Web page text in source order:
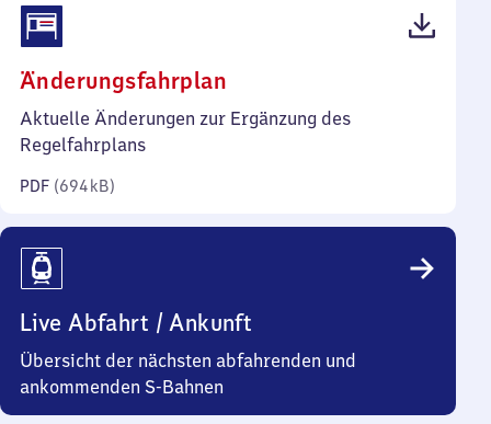
Änderungsfahrplan
694
Aktuelle Änderungen zur Ergänzung des
Regelfahrplans
PDF (694 kB)
Live Abfahrt / Ankunft
Übersicht der nächsten abfahrenden und
ankommenden S-Bahnen